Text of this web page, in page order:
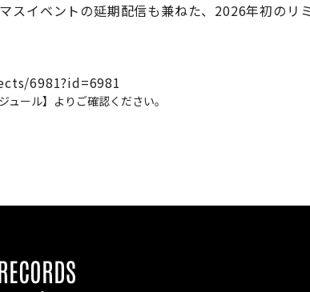
イベントの延期配信も兼ねた、2026年初のリ
6981?id=6981
ール】よりご確認ください。